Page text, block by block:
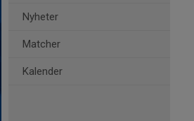
Nyheter
Matcher
Kalender